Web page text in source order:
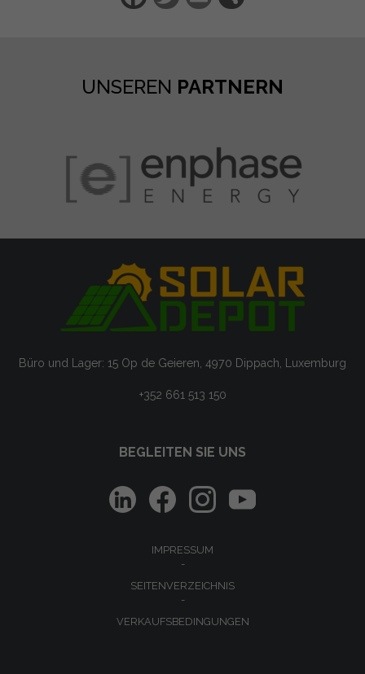
UNSEREN PARTNERN
Büro und Lager: 15 Op de Geieren, 4970 Dippach, Luxemburg
+352 661 513 150
BEGLEITEN SIE UNS
IMPRESSUM
SEITENVERZEICHNIS
VERKAUFSBEDINGUNGEN